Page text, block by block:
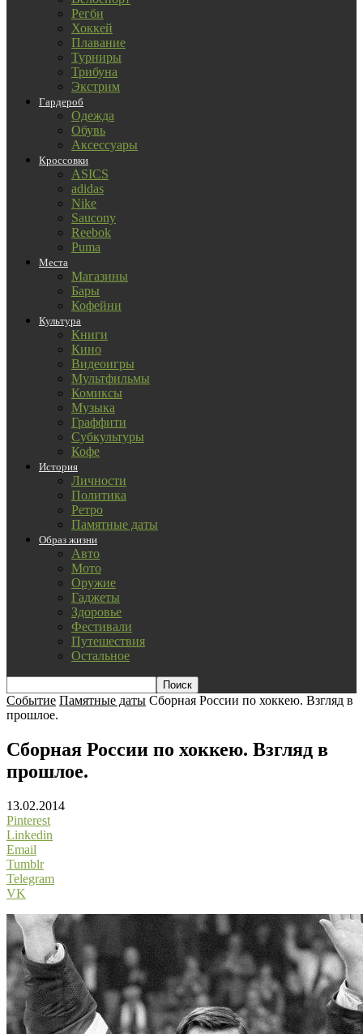
Регби
Хоккей
Плавание
Турниры
Трибуна
Экстрим
Гардероб
Одежда
Обувь
Аксессуары
Кроссовки
ASICS
adidas
Nike
Saucony
Reebok
Puma
Места
Магазины
Бары
Кофейни
Культура
Книги
Кино
Видеоигры
Мультфильмы
Комиксы
Музыка
Граффити
Субкультуры
Кофе
История
Личности
Политика
Ретро
Памятные даты
Образ жизни
Авто
Мото
Оружие
Гаджеты
Здоровье
Фестивали
Путешествия
Остальное
Событие Памятные даты Сборная России по хоккею. Взгляд в
прошлое.
Сборная России по хоккею. Взгляд в
прошлое.
13.02.2014
Pinterest
Linkedin
Email
Tumblr
Telegram
VK